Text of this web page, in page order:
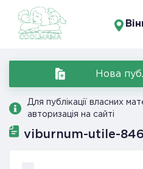
Нова
Для публікації власних
авторизація на сайті
viburnum-utile-